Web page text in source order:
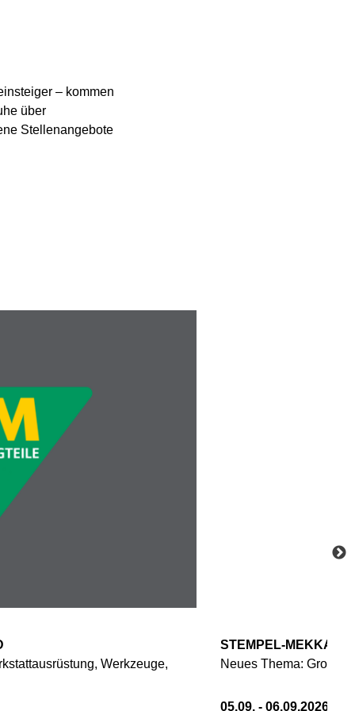
– kommen
über
Stellenangebote
Werkzeuge,
STEMPEL-MEKKA
Neues Thema: Große
05.09. - 06.09.2026